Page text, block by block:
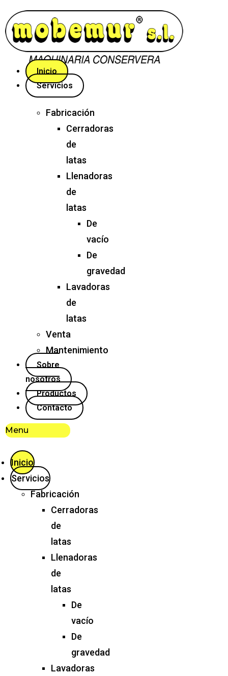
Inicio
Servicios
Fabricación
Cerradoras
de
latas
Llenadoras
de
latas
De
vacío
De
gravedad
Lavadoras
de
latas
Venta
Mantenimiento
Sobre
nosotros
Productos
Contacto
Menu
Inicio
Servicios
Fabricación
Cerradoras
de
latas
Llenadoras
de
latas
De
vacío
De
gravedad
Lavadoras